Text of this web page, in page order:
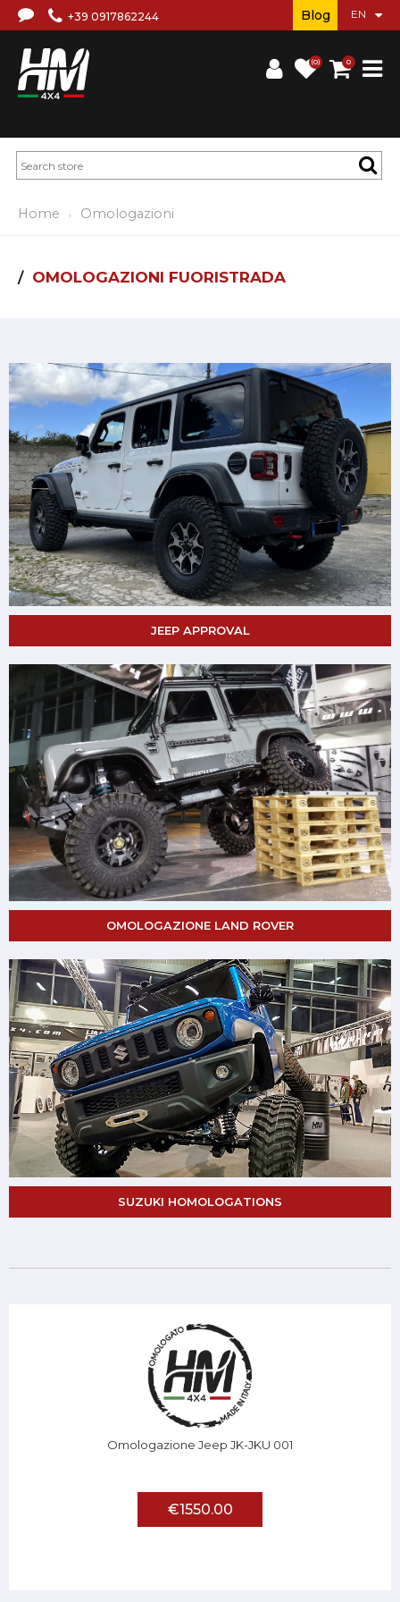
+39 0917862244
(0) 0
Blog
Home Omologazioni
OMOLOGAZIONI FUORISTRADA
JEEP APPROVAL
OMOLOGAZIONE LAND ROVER
SUZUKI HOMOLOGATIONS
Omologazione Jeep JK-JKU 001
€1550.00